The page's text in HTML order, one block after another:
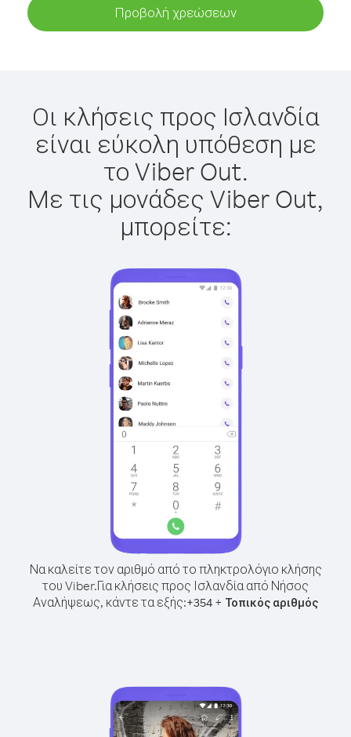
Προβολή χρεώσεων
Οι κλήσεις προς Ισλανδία
είναι εύκολη υπόθεση με
το Viber Out.
Με τις μονάδες Viber Out,
μπορείτε:
Να καλείτε τον αριθμό από το πληκτρολόγιο κλήσης
του Viber.Για κλήσεις προς Ισλανδία από Νήσος
Αναλήψεως, κάντε τα εξής:+354 + Τοπικός αριθμός